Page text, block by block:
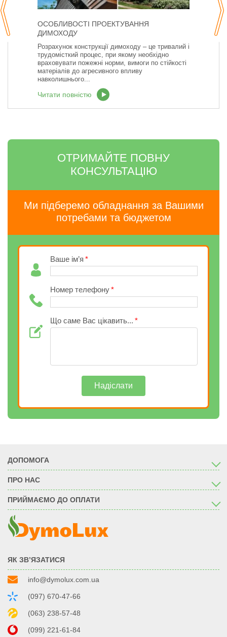
ОСОБЛИВОСТІ ПРОЕКТУВАННЯ
ДИМОХОДУ
Розрахунок конструкції димоходу – це тривалий і
трудомісткий процес, при якому необхідно
враховувати пожежні норми, вимоги по стійкості
матеріалів до агресивного впливу
навколишнього...
Читати повністю
ОТРИМАЙТЕ ПОВНУ
КОНСУЛЬТАЦІЮ
Ми підберемо обладнання за Вашими
потребами та бюджетом
Ваше ім’я
Номер телефону
Що саме Вас цікавить...
Надіслати
ДОПОМОГА
ПРО НАС
ПРИЙМАЄМО ДО ОПЛАТИ
ЯК ЗВ’ЯЗАТИСЯ
info@dymolux.com.ua
(097) 670-47-66
(063) 238-57-48
(099) 221-61-84